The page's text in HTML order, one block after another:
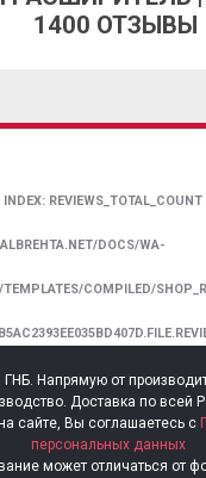
1400 ОТЗЫВЫ
REVIEWS_TOTAL_COUNT
DOCS/WA-
COMPILED/
PROPERTY 'VALUE' OF
оставить
ГНБ. Напрямую от
Доставка по всей
сайте, Вы соглашаетесь с
персональных данных
может отличаться от